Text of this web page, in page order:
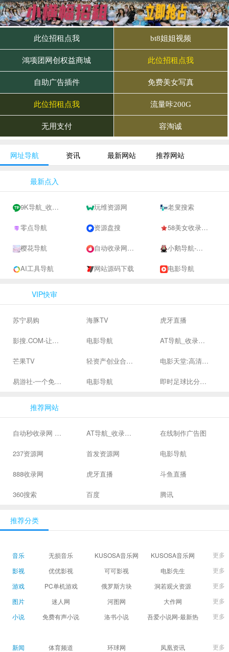
网址导航 资讯 最新网站 推荐网站
最新点入
9K导航_收录网-网址收录-网址导航-收录网站-自助广告系统 玩维资源网 老叟搜索
零点导航 资源盘搜 58美女收录网-自动收录网站-流量交换-自动链
樱花导航 自动收录网 - 自动秒收录-网站收录-收录网站-网址收录-秒收录 小鹅导航-网站收录-自动收录网-网址收录-自动秒收录
AI工具导航 网站源码下载 电影导航
VIP快审
苏宁易购 海豚TV 虎牙直播
影搜.COM-让影视搜索变得简单 电影导航 AT导航_收录网_免费收录网站_自动收录网_秒收录
芒果TV 轻资产创业合集、私域引流服务、抖音有效粉丝 电影天堂:高清电影下载,高品质生活
易游社-一个免费二次元游戏分享社区 电影导航 即时足球比分直播-精准赛程赛果及角球数查询 | 让足球滚一会
推荐网站
自动秒收录网 - 自动秒收录-网站收录-收录网站-网址收录-秒收录 AT导航_收录网_免费收录网站_自动收录网_秒收录 在线制作广告图
237资源网 首发资源网 电影导航
888收录网 虎牙直播 斗鱼直播
360搜索 百度 腾讯
推荐分类
音乐 无损音乐 KUSOSA音乐网 KUSOSA音乐网
更多
影视
优优影视 可可影视 电影先生
更多
游戏
PC单机游戏 俄罗斯方块 洞若观火资源
更多
图片
迷人网 河图网 大作网
更多
小说
免费有声小说 洛书小说
吾爱小说网-最新热
更多
新闻 体育频道 环球网 凤凰资讯
更多